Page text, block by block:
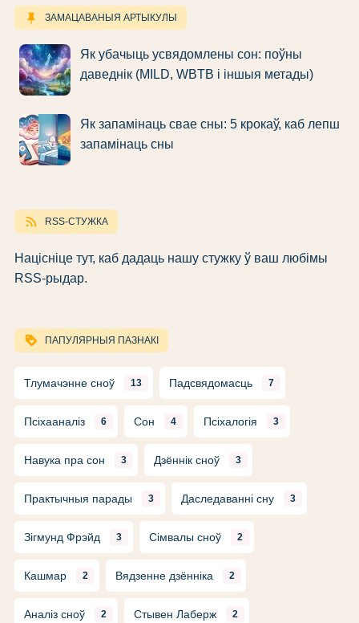
keep ЗАМАЦАВАНЫЯ АРТЫКУЛЫ
Як убачыць усвядомлены сон: поўны
даведнік (MILD, WBTB і іншыя метады)
Як запамінаць свае сны: 5 крокаў, каб лепш
запамінаць сны
rss_feed RSS-СТУЖКА
Націсніце тут, каб дадаць нашу стужку ў ваш любімы
RSS-рыдар.
loyalty ПАПУЛЯРНЫЯ ПАЗНАКІ
Тлумачэнне сноў 13 Падсвядомасць 7
Псіхааналіз 6 Сон 4 Псіхалогія 3
Навука пра сон 3 Дзённік сноў 3
Практычныя парады 3 Даследаванні сну 3
Зігмунд Фрэйд 3 Сімвалы сноў 2
Кашмар 2 Вядзенне дзённіка 2
Аналіз сноў 2 Стывен Лаберж 2